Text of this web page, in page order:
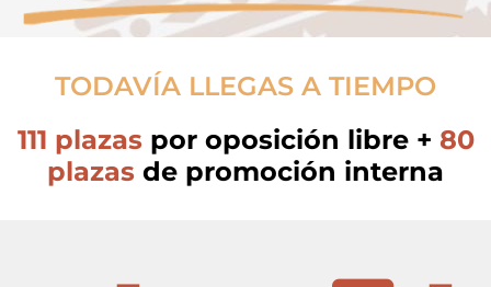
TODAVÍA LLEGAS A TIEMPO
111 plazas por oposición libre + 80
plazas de promoción interna